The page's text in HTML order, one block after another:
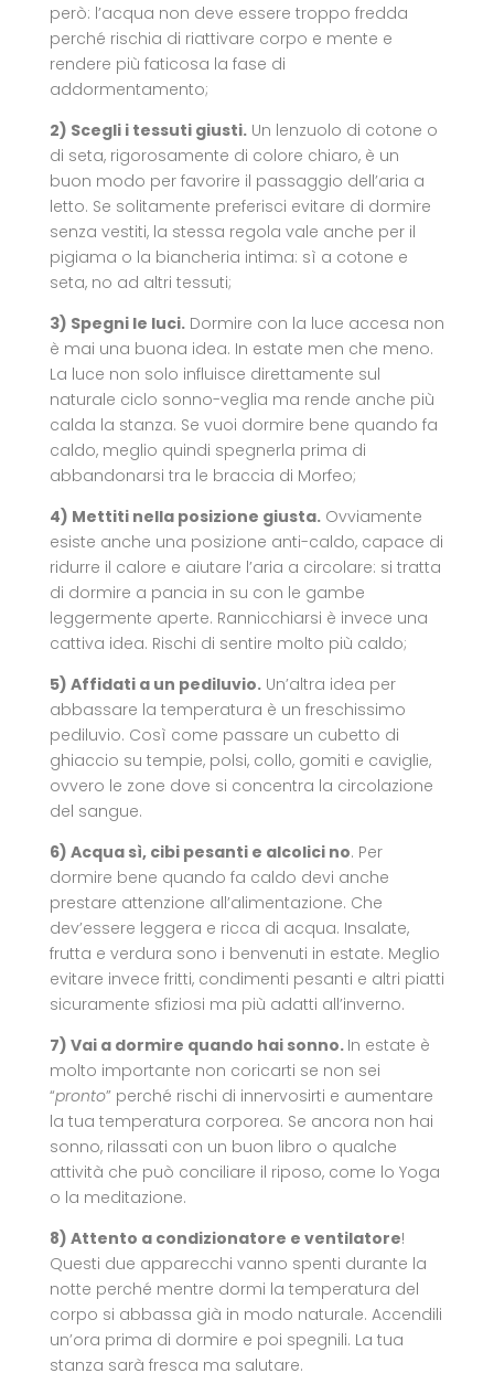
però: l’acqua non deve essere troppo fredda
perché rischia di riattivare corpo e mente e
rendere più faticosa la fase di
addormentamento;
2) Scegli i tessuti giusti.Un lenzuolo di cotone o
di seta, rigorosamente di colore chiaro, è un
buon modo per favorire il passaggio dell’aria a
letto. Se solitamente preferisci evitare di dormire
senza vestiti, la stessa regola vale anche per il
pigiama o la biancheria intima: sì a cotone e
seta, no ad altri tessuti;
3) Spegni le luci.Dormire con la luce accesa non
è mai una buona idea. In estate men che meno.
La luce non solo influisce direttamente sul
naturale ciclo sonno-veglia ma rende anche più
calda la stanza. Se vuoi dormire bene quando fa
caldo, meglio quindi spegnerla prima di
abbandonarsi tra le braccia di Morfeo;
4) Mettiti nella posizione giusta.Ovviamente
esiste anche una posizione anti-caldo, capace di
ridurre il calore e aiutare l’aria a circolare: si tratta
di dormire a pancia in su con le gambe
leggermente aperte. Rannicchiarsi è invece una
cattiva idea. Rischi di sentire molto più caldo;
5) Affidati a un pediluvio.Un’altra idea per
abbassare la temperatura è un freschissimo
pediluvio. Così come passare un cubetto di
ghiaccio su tempie, polsi, collo, gomiti e caviglie,
ovvero le zone dove si concentra la circolazione
del sangue.
6) Acqua sì, cibi pesanti e alcolici no. Per
dormire bene quando fa caldo devi anche
prestare attenzione all’alimentazione. Che
dev’essere leggera e ricca di acqua. Insalate,
frutta e verdura sono i benvenuti in estate. Meglio
evitare invece fritti, condimenti pesanti e altri piatti
sicuramente sfiziosi ma più adatti all’inverno.
7) Vai a dormire quando hai sonno. In estate è
molto importante non coricarti se non sei
“pronto” perché rischi di innervosirti e aumentare
la tua temperatura corporea. Se ancora non hai
sonno, rilassati con un buon libro o qualche
attività che può conciliare il riposo, come lo Yoga
o la meditazione.
8) Attento a condizionatore e ventilatore!
Questi due apparecchi vanno spenti durante la
notte perché mentre dormi la temperatura del
corpo si abbassa già in modo naturale. Accendili
un’ora prima di dormire e poi spegnili. La tua
stanza sarà fresca ma salutare.